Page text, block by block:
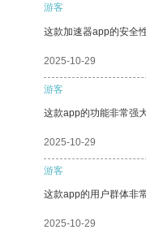
游客
这款加速器app的安全
2025-10-29
游客
这款app的功能非常强
2025-10-29
游客
这款app的用户群体非
2025-10-29